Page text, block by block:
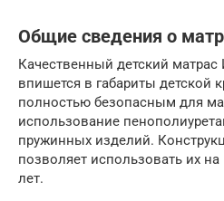
Общие сведения о
Качественный детский
впишется в габариты детской
полностью безопасным для
использование
пружинных изделий.
позволяет использовать их
лет.